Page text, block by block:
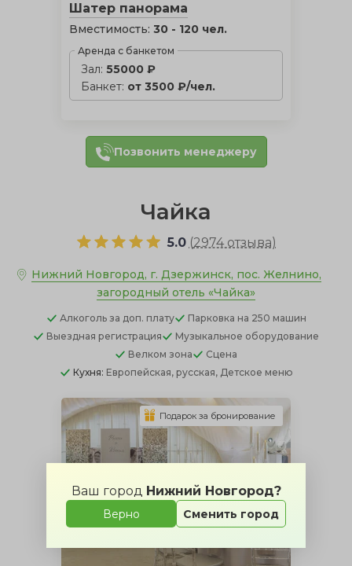
Ваш город Нижний Новгород?
Верно Сменить город
Шатер панорама
Вместимость: 30 - 120 чел.
Аренда с банкетом
Зал: 55000 ₽
Банкет: от 3500 ₽/чел.
Позвонить менеджеру
Чайка
5.0 (2974 отзыва)
Нижний Новгород, г. Дзержинск, пос. Желнино,
загородный отель «Чайка»
Алкоголь за доп. плату Парковка на 250 машин
Выездная регистрация
Музыкальное оборудование
Велком зона
Сцена
Кухня: Европейская, русская, Детское меню
Подарок за бронирование